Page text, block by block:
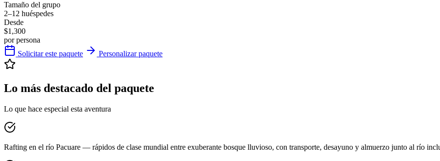
Tamaño del grupo
2–12 huéspedes
Desde
$1,300
por persona
Solicitar este paquete
Personalizar paquete
Lo más destacado del paquete
Lo que hace especial esta aventura
Rafting en el río Pacuare — rápidos de clase mundial entre exuberante bosque lluvioso, con transporte, desayuno y almuerzo junto al río